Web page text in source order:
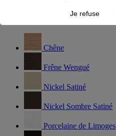
Frêne Wengué
Chêne
Frêne Wengué
Nickel Satiné
Nickel Sombre Satiné
Porcelaine de Limoges
Je refuse